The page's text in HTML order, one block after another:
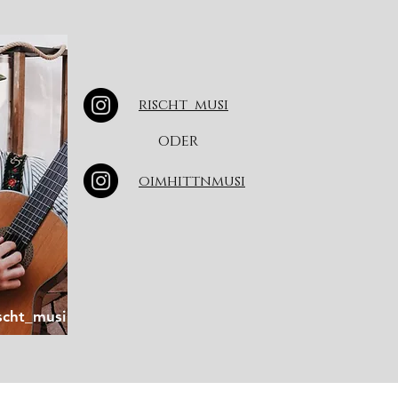
rischt_musi
oder
oimhittnmusi